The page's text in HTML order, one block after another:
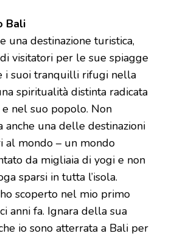
Bali
una destinazione turistica,
visitatori per le sue spiagge
i suoi tranquilli rifugi nella
spiritualità distinta radicata
nel suo popolo. Non
anche una delle destinazioni
al mondo – un mondo
da migliaia di yogi e non
sparsi in tutta l’isola.
scoperto nel mio primo
anni fa. Ignara della sua
io sono atterrata a Bali per